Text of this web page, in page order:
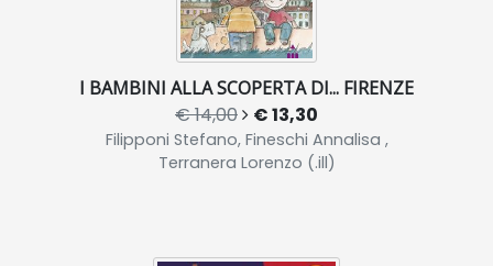
I BAMBINI ALLA SCOPERTA DI... FIRENZE
€ 14,00 € 13,30
Filipponi Stefano, Fineschi Annalisa ,
Terranera Lorenzo (.ill)